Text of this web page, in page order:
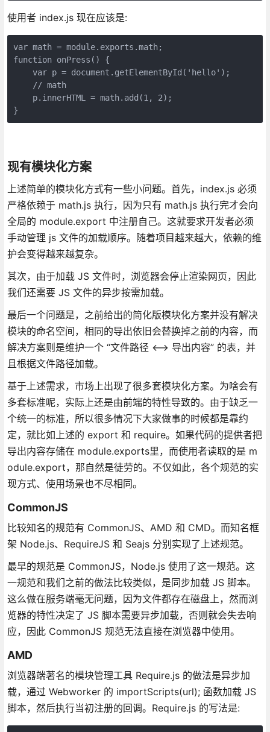
使用者 index.js 现在应该是:
var math = module.exports.math;
function onPress() {
    var p = document.getElementById('hello');
    // math
    p.innerHTML = math.add(1, 2);
}
现有模块化方案
上述简单的模块化方式有一些小问题。首先，index.js 必须
严格依赖于 math.js 执行，因为只有 math.js 执行完才会向
全局的 module.export 中注册自己。这就要求开发者必须
手动管理 js 文件的加载顺序。随着项目越来越大，依赖的维
护会变得越来越复杂。
其次，由于加载 JS 文件时，浏览器会停止渲染网页，因此
我们还需要 JS 文件的异步按需加载。
最后一个问题是，之前给出的简化版模块化方案并没有解决
模块的命名空间，相同的导出依旧会替换掉之前的内容，而
解决方案则是维护一个 “文件路径 <–> 导出内容” 的表，并
且根据文件路径加载。
基于上述需求，市场上出现了很多套模块化方案。为啥会有
多套标准呢，实际上还是由前端的特性导致的。由于缺乏一
个统一的标准，所以很多情况下大家做事的时候都是靠约
定，就比如上述的 export 和 require。如果代码的提供者把
导出内容存储在 module.exports里，而使用者读取的是 m
odule.export，那自然是徒劳的。不仅如此，各个规范的实
现方式、使用场景也不尽相同。
CommonJS
比较知名的规范有 CommonJS、AMD 和 CMD。而知名框
架 Node.js、RequireJS 和 Seajs 分别实现了上述规范。
最早的规范是 CommonJS，Node.js 使用了这一规范。这
一规范和我们之前的做法比较类似，是同步加载 JS 脚本。
这么做在服务端毫无问题，因为文件都存在磁盘上，然而浏
览器的特性决定了 JS 脚本需要异步加载，否则就会失去响
应，因此 CommonJS 规范无法直接在浏览器中使用。
AMD
浏览器端著名的模块管理工具 Require.js 的做法是异步加
载，通过 Webworker 的 importScripts(url); 函数加载 JS
脚本，然后执行当初注册的回调。Require.js 的写法是: